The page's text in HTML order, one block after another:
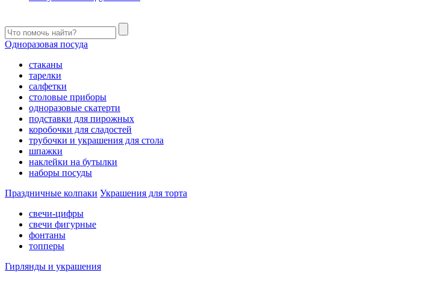
Одноразовая посуда
стаканы
тарелки
салфетки
столовые приборы
одноразовые скатерти
подставки для пирожных
коробочки для сладостей
трубочки и украшения для стола
шпажки
наклейки на бутылки
наборы посуды
Праздничные колпаки Украшения для торта
свечи-цифры
свечи фигурные
фонтаны
топперы
Гирлянды и украшения